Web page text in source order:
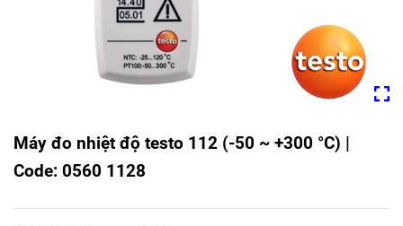
Máy đo nhiệt độ testo 112 (-50 ~ +300 °C) |
Code: 0560 1128